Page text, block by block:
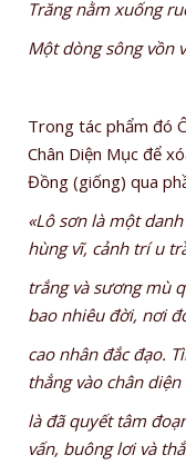
Trăng nằm xuống
Một dòng sông vồn
Trong tác phẩm đó
Chân Diện Mục để
Đồng (giống) qua
«Lô sơn là một
hùng vĩ, cảnh trí u
trắng và sương mù
bao nhiêu đời, nơi
cao nhân đắc đạo.
thẳng vào chân
là đã quyết tâm
vấn, buông lơi và